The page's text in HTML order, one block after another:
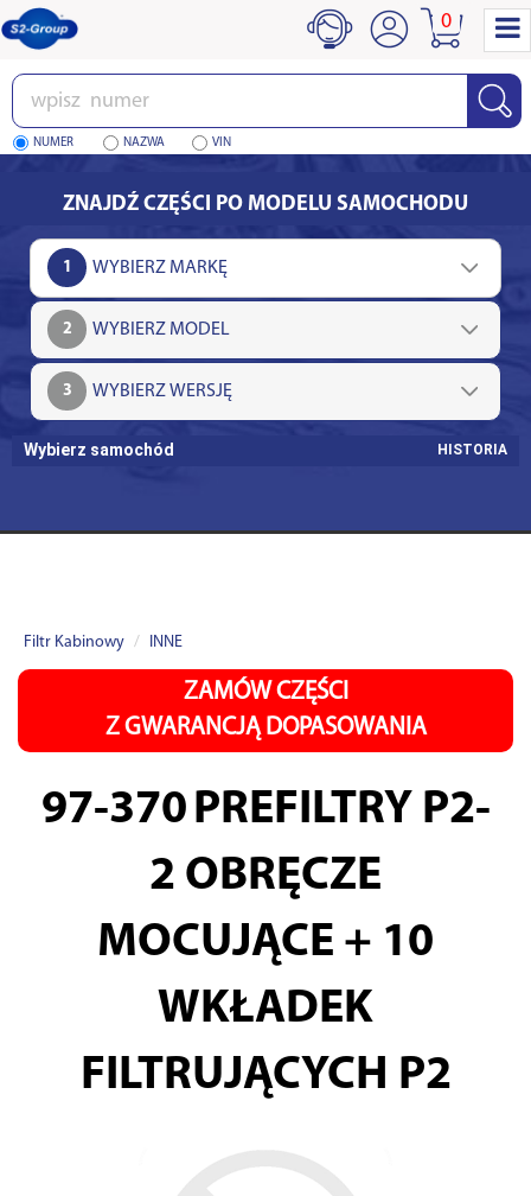
Wpisz
numer
NUMER NAZWA VIN
0
ZNAJDŹ CZĘŚCI PO MODELU SAMOCHODU
1
2
3
Wybierz samochód HISTORIA
Filtr Kabinowy INNE
ZAMÓW CZĘŚCI
Z GWARANCJĄ DOPASOWANIA
97-370 PREFILTRY P2-
2 OBRĘCZE
MOCUJĄCE + 10
WKŁADEK
FILTRUJĄCYCH P2